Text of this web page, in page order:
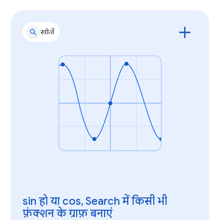
खोजें
sin हो या cos, Search में किसी भी
फ़ंक्शन के ग्राफ़ बनाएं